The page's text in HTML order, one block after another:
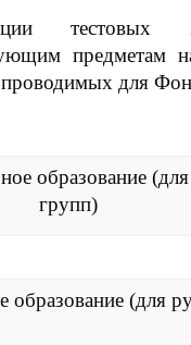
тестовых
предметам
проводимых для
образование
групп)
образование (для